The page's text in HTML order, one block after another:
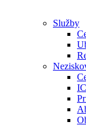
Služby